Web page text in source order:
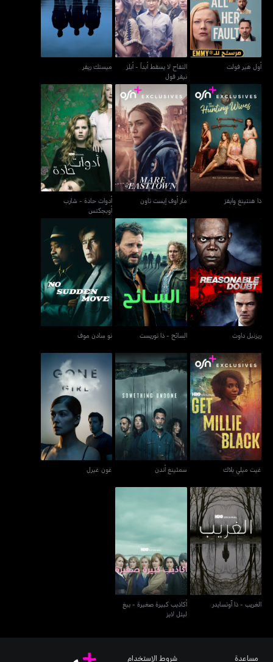
أول هير فولت
أول هير فولت
نيفر فول
التفاح لا يسقط أبداً - أبلز
نيفر فول
ميستك ريفر
ميستك ريفر
ذا هنتينغ وايفز
ذا هنتينغ وايفز
مار أوف إيست تاون
مار أوف إيست تاون
أدوات حادة - شارب
أوبجكتس
أدوات حادة - شارب
أوبجكتس
ريزنبل داوت
ريزنبل داوت
السائح - ذا توريست
السائح - ذا توريست
نو سادن موف
نو سادن موف
غيت ميلي بلاك
غيت ميلي بلاك
سمثينغ أندن
سمثينغ أندن
غون غيرل
غون غيرل
الغريب - ذا آوتسايدر
الغريب - ذا آوتسايدر
أكاذيب كبيرة صغيرة - بيغ
ليتل لايز
أكاذيب كبيرة صغيرة - بيغ
ليتل لايز
مساعدة شروط الاستخدام